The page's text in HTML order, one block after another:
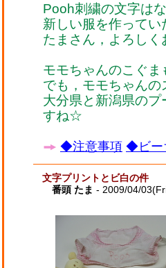
Pooh刺繍の文字は
新しい服を作って
たまさん，よろし
モモちゃんのこぐ
でも，モモちゃん
大分県と新潟県の
すね☆
◆注意事項 ◆ビー
文字プリントとビ白の件
番頭 たま - 2009/04/